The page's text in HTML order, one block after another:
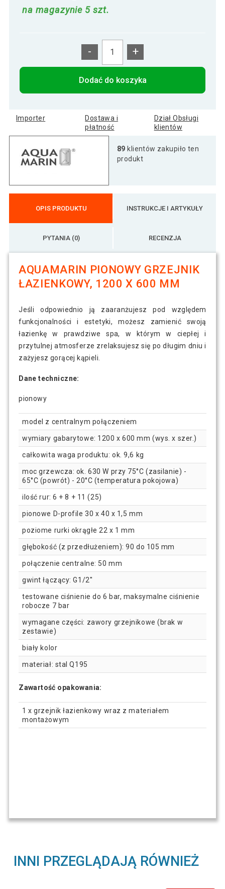
na magazynie 5 szt.
- +
Dodać do koszyka
Importer
Dostawa i
płatność
Dział Obsługi
klientów
89 klientów zakupiło ten
produkt
OPIS PRODUKTU INSTRUKCJE I ARTYKUŁY
PYTANIA (0) RECENZJA
AQUAMARIN PIONOWY GRZEJNIK
ŁAZIENKOWY, 1200 X 600 MM
Jeśli odpowiednio ją zaaranżujesz pod względem
funkcjonalności i estetyki, możesz zamienić swoją
łazienkę w prawdziwe spa, w którym w ciepłej i
przytulnej atmosferze zrelaksujesz się po długim dniu i
zażyjesz gorącej kąpieli.
Dane techniczne:
pionowy
model z centralnym połączeniem
wymiary gabarytowe: 1200 x 600 mm (wys. x szer.)
całkowita waga produktu: ok. 9,6 kg
moc grzewcza: ok. 630 W przy 75°C (zasilanie) -
65°C (powrót) - 20°C (temperatura pokojowa)
ilość rur: 6 + 8 + 11 (25)
pionowe D-profile 30 x 40 x 1,5 mm
poziome rurki okrągłe 22 x 1 mm
głębokość (z przedłużeniem): 90 do 105 mm
połączenie centralne: 50 mm
gwint łączący: G1/2''
testowane ciśnienie do 6 bar, maksymalne ciśnienie
robocze 7 bar
wymagane części: zawory grzejnikowe (brak w
zestawie)
biały kolor
materiał: stal Q195
Zawartość opakowania:
1 x grzejnik łazienkowy wraz z materiałem
montażowym
INNI PRZEGLĄDAJĄ RÓWNIEŻ